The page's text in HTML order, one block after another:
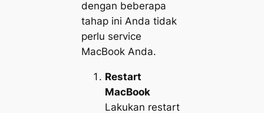
dengan beberapa
tahap ini Anda tidak
perlu service
MacBook Anda.
Restart
MacBook
Lakukan restart